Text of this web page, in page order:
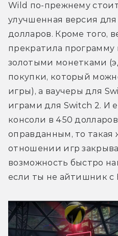
Wild по-прежнему
улучшенная версия
долларов. Кроме того,
прекратила программу
золотыми монетками
покупки, который
игры), а ваучеры для
играми для Switch 2. И
консоли в 450
оправданным, то такая
отношении игр
возможность быстро
если ты не айтишник с